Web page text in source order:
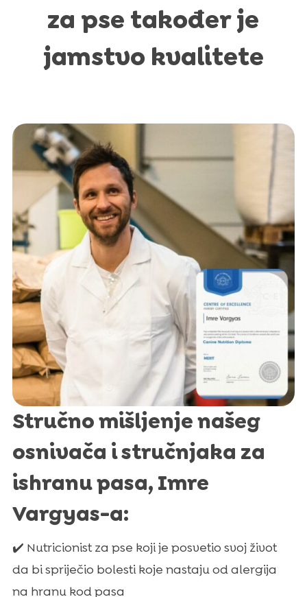
za pse također je
jamstvo kvalitete
Stručno mišljenje našeg
osnivača i stručnjaka za
ishranu pasa, Imre
Vargyas-a:
✔️ Nutricionist za pse koji je posvetio svoj život
da bi spriječio bolesti koje nastaju od alergija
na hranu kod pasa